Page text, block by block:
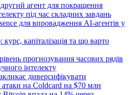
агент для покращення
під час складних завдань
для впровадження AI-агентів у
капіталізація та що варто
прогнозування часових рядів
інтелекту
диверсифікувати
атаки на Coldcard на $70 млн